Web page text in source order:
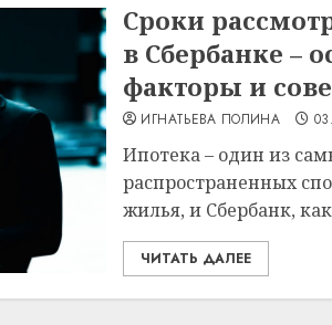
Сроки
в Сбербанке –
факторы и
ИГНАТЬЕВА ПОЛИНА
Ипотека – один из
распространенных
жилья, и Сбербанк,
ЧИТАТЬ ДАЛЕЕ